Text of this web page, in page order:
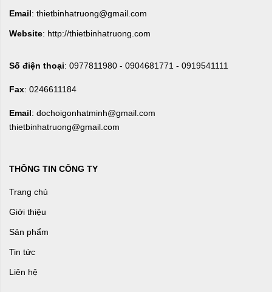
Email: thietbinhatruong@gmail.com
Website: http://thietbinhatruong.com
Số điện thoại: 0977811980 - 0904681771 - 0919541111
Fax: 0246611184
Email: dochoigonhatminh@gmail.com
thietbinhatruong@gmail.com
THÔNG TIN CÔNG TY
Trang chủ
Giới thiệu
Sản phẩm
Tin tức
Liên hệ